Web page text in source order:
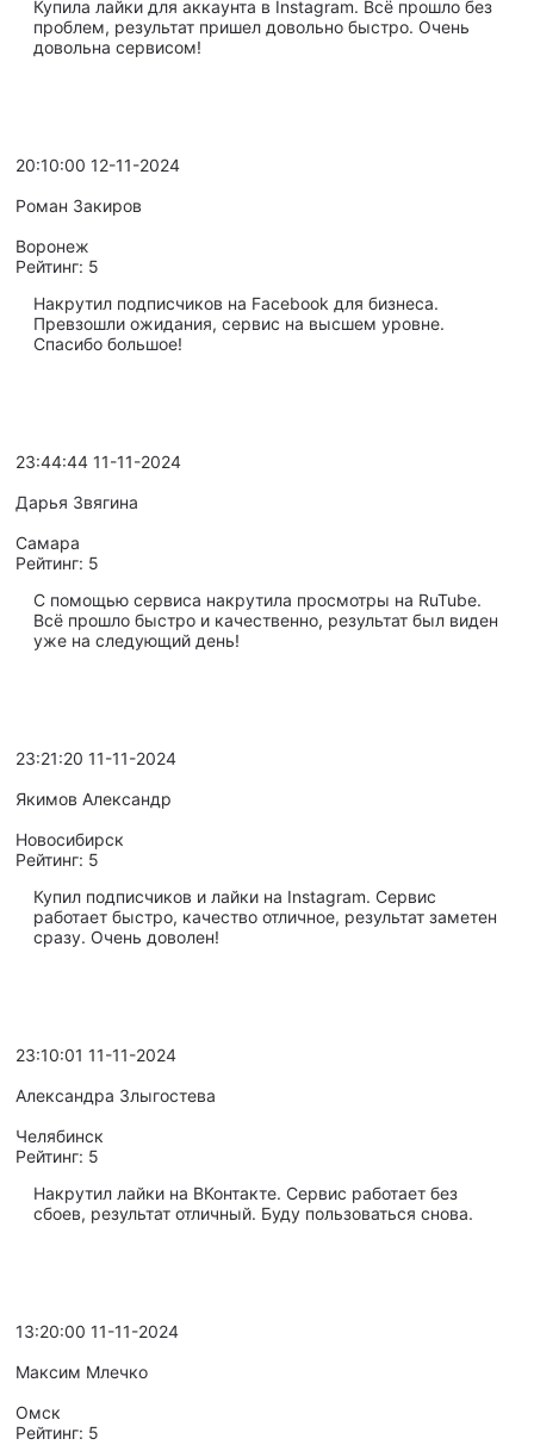
Купила лайки для аккаунта в Instagram. Всё прошло без
проблем, результат пришел довольно быстро. Очень
довольна сервисом!
20:10:00 12-11-2024
Роман Закиров
Воронеж
Рейтинг: 5
Накрутил подписчиков на Facebook для бизнеса.
Превзошли ожидания, сервис на высшем уровне.
Спасибо большое!
23:44:44 11-11-2024
Дарья Звягина
Самара
Рейтинг: 5
С помощью сервиса накрутила просмотры на RuTube.
Всё прошло быстро и качественно, результат был виден
уже на следующий день!
23:21:20 11-11-2024
Якимов Александр
Новосибирск
Рейтинг: 5
Купил подписчиков и лайки на Instagram. Сервис
работает быстро, качество отличное, результат заметен
сразу. Очень доволен!
23:10:01 11-11-2024
Александра Злыгостева
Челябинск
Рейтинг: 5
Накрутил лайки на ВКонтакте. Сервис работает без
сбоев, результат отличный. Буду пользоваться снова.
13:20:00 11-11-2024
Максим Млечко
Омск
Рейтинг: 5